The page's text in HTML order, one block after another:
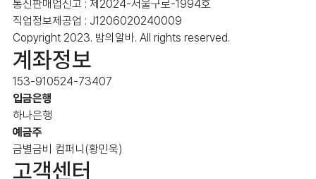
통신판매업신고 : 제2024-서울구로-1994호
직업정보제공업 : J1206020240009
Copyright 2023. 밤의알바. All rights reserved.
계좌정보
153-910524-73407
입금은행
하나은행
예금주
금별금비 컴퍼니(황민욱)
고객센터